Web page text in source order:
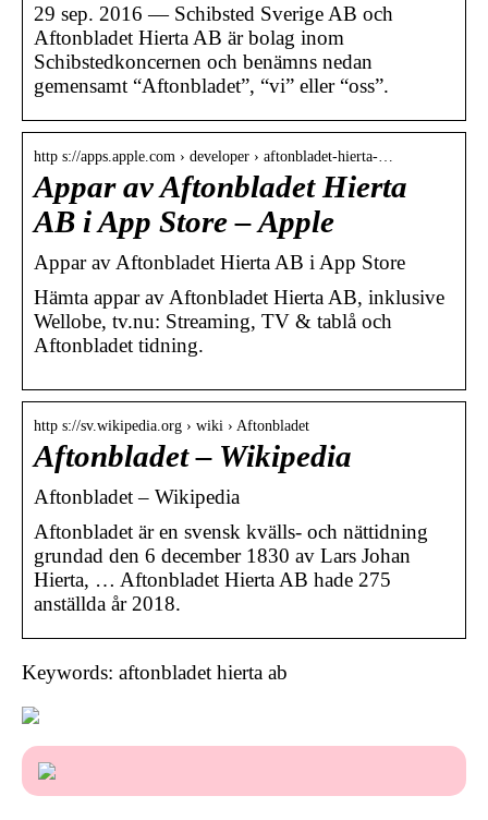
29 sep. 2016 — Schibsted Sverige AB och
Aftonbladet Hierta AB är bolag inom
Schibstedkoncernen och benämns nedan
gemensamt “Aftonbladet”, “vi” eller “oss”.
http s://apps.apple.com › developer › aftonbladet-hierta-…
Appar av Aftonbladet Hierta
AB i App Store – Apple
‎Appar av Aftonbladet Hierta AB i App Store
Hämta appar av Aftonbladet Hierta AB, inklusive
Wellobe, tv.nu: Streaming, TV & tablå och
Aftonbladet tidning.
http s://sv.wikipedia.org › wiki › Aftonbladet
Aftonbladet – Wikipedia
Aftonbladet – Wikipedia
Aftonbladet är en svensk kvälls- och nättidning
grundad den 6 december 1830 av Lars Johan
Hierta, … Aftonbladet Hierta AB hade 275
anställda år 2018.
Keywords: aftonbladet hierta ab